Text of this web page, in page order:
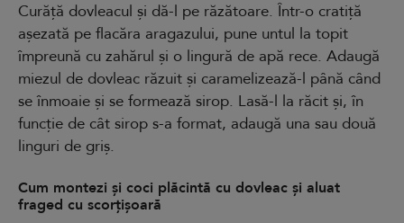
Curăță dovleacul și dă-l pe răzătoare. Într-o cratiță
așezată pe flacăra aragazului, pune untul la topit
împreună cu zahărul și o lingură de apă rece. Adaugă
miezul de dovleac răzuit și caramelizează-l până când
se înmoaie și se formează sirop. Lasă-l la răcit și, în
funcție de cât sirop s-a format, adaugă una sau două
linguri de griș.
Cum montezi și coci plăcintă cu dovleac și aluat
fraged cu scorțișoară